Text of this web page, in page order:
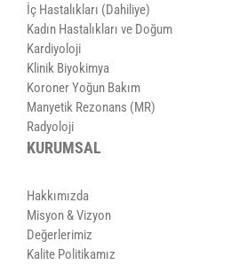
İç Hastalıkları (Dahiliye)
Kadın Hastalıkları ve Doğum
Kardiyoloji
Klinik Biyokimya
Koroner Yoğun Bakım
Manyetik Rezonans (MR)
Radyoloji
KURUMSAL
Hakkımızda
Misyon & Vizyon
Değerlerimiz
Kalite Politikamız